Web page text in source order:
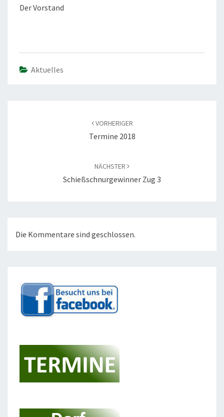
Der Vorstand
Aktuelles
VORHERIGER
Termine 2018
NÄCHSTER
Schießschnurgewinner Zug 3
Die Kommentare sind geschlossen.